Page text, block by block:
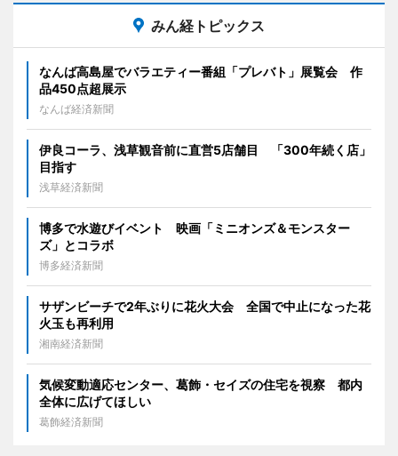
みん経トピックス
なんば高島屋でバラエティー番組「プレバト」展覧会 作
品450点超展示
なんば経済新聞
伊良コーラ、浅草観音前に直営5店舗目 「300年続く店」
目指す
浅草経済新聞
博多で水遊びイベント 映画「ミニオンズ＆モンスター
ズ」とコラボ
博多経済新聞
サザンビーチで2年ぶりに花火大会 全国で中止になった花
火玉も再利用
湘南経済新聞
気候変動適応センター、葛飾・セイズの住宅を視察 都内
全体に広げてほしい
葛飾経済新聞